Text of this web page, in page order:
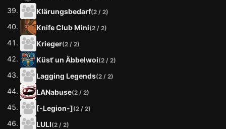
Klärungsbedarf(2 / 2)
Knife Club Mini(2 / 2)
Krieger(2 / 2)
Küst‘ un Äbbelwoi(2 / 2)
Lagging Legends(2 / 2)
LANabuse(2 / 2)
[-Legion-](2 / 2)
LULI(2 / 2)